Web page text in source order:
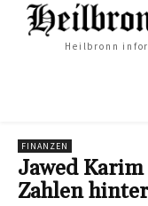
Heilbronn
FINANZEN
Jawed
Zahlen